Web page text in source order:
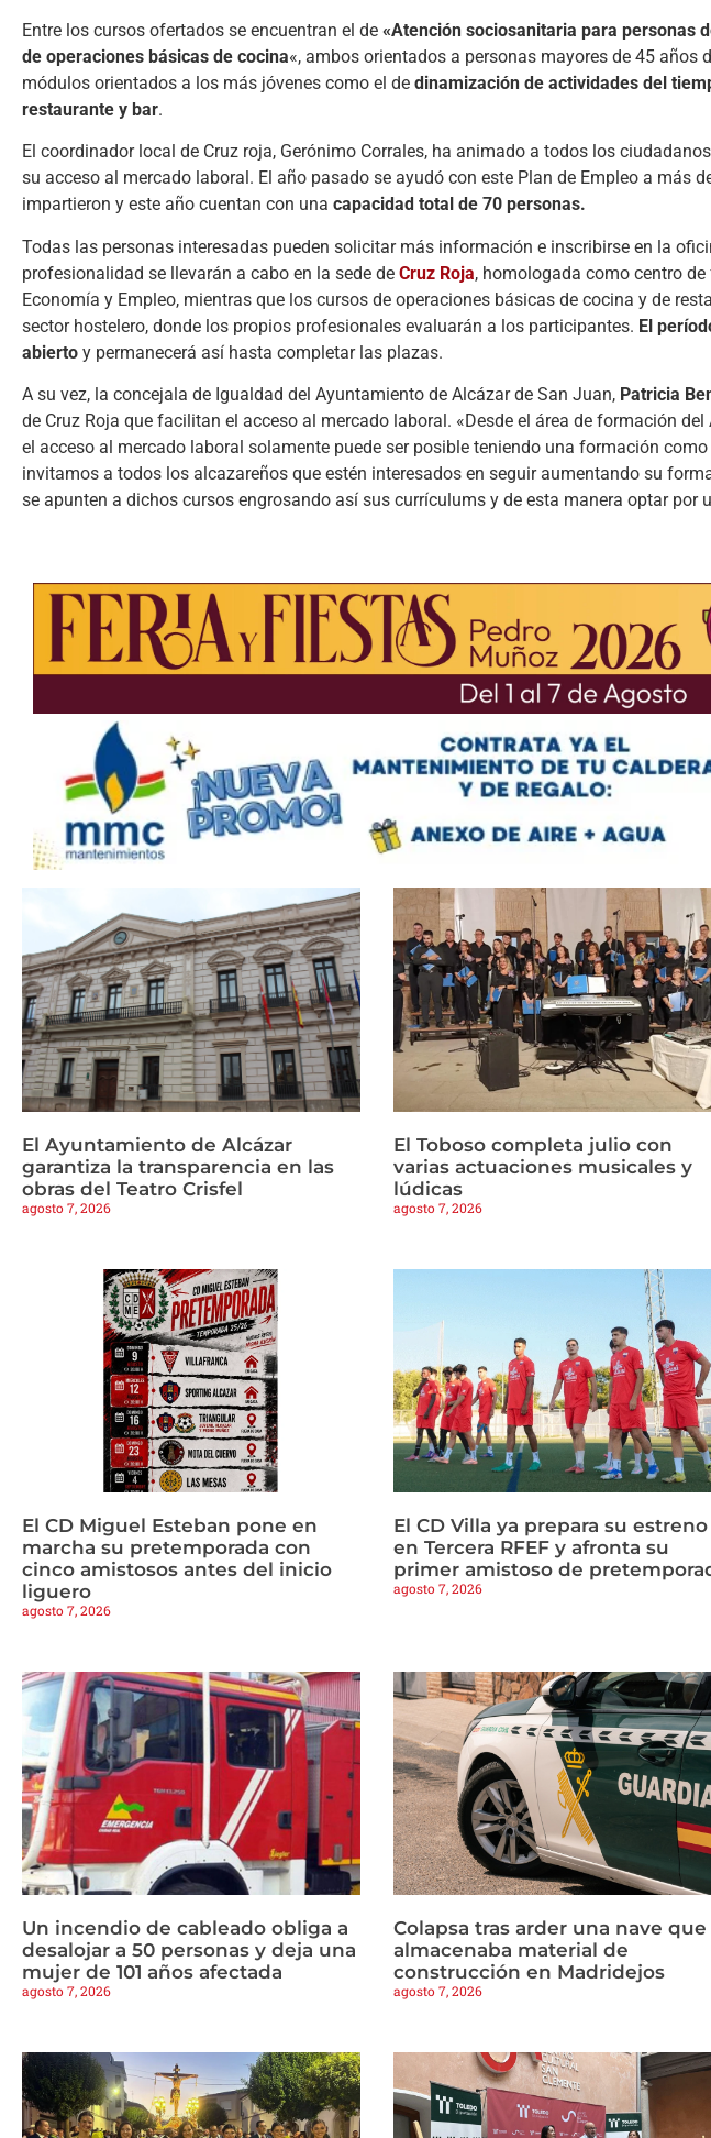
Entre los cursos ofertados se encuentran el de «Atención sociosanitaria para personas
de operaciones básicas de cocina«, ambos orientados a personas mayores de 45
módulos orientados a los más jóvenes como el de dinamización de actividades del
restaurante y bar.
El coordinador local de Cruz roja, Gerónimo Corrales, ha animado a todos los
su acceso al mercado laboral. El año pasado se ayudó con este Plan de Empleo a más
impartieron y este año cuentan con una capacidad total de 70 personas.
Todas las personas interesadas pueden solicitar más información e inscribirse en la
profesionalidad se llevarán a cabo en la sede de Cruz Roja, homologada como centro
Economía y Empleo, mientras que los cursos de operaciones básicas de cocina y de
sector hostelero, donde los propios profesionales evaluarán a los participantes. El
abierto y permanecerá así hasta completar las plazas.
A su vez, la concejala de Igualdad del Ayuntamiento de Alcázar de San Juan, Patricia
de Cruz Roja que facilitan el acceso al mercado laboral. «Desde el área de formación
el acceso al mercado laboral solamente puede ser posible teniendo una formación
invitamos a todos los alcazareños que estén interesados en seguir aumentando su
se apunten a dichos cursos engrosando así sus currículums y de esta manera optar por
El Ayuntamiento de Alcázar
garantiza la transparencia en las
obras del Teatro Crisfel
agosto 7, 2026
El Toboso completa julio con
varias actuaciones musicales y
lúdicas
agosto 7, 2026
El CD Miguel Esteban pone en
marcha su pretemporada con
cinco amistosos antes del inicio
liguero
agosto 7, 2026
El CD Villa ya prepara su estreno
en Tercera RFEF y afronta su
primer amistoso de
agosto 7, 2026
Un incendio de cableado obliga a
desalojar a 50 personas y deja una
mujer de 101 años afectada
agosto 7, 2026
Colapsa tras arder una nave que
almacenaba material de
construcción en Madridejos
agosto 7, 2026